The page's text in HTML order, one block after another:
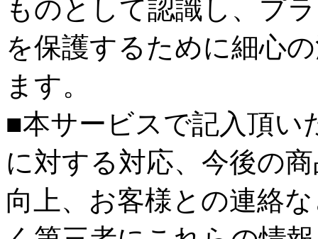
ものとして認識し、プ
を保護するために細心
ます。
■本サービスで記入頂い
に対する対応、今後の
向上、お客様との連絡